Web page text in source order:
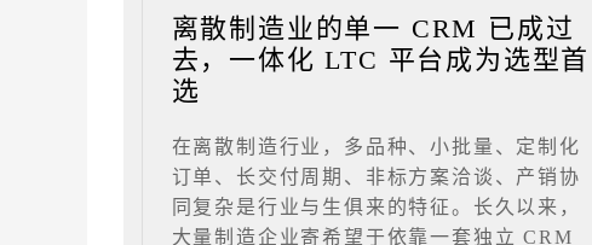
离散制造业的单一 CRM 已成过
去，一体化 LTC 平台成为选型首
选
在离散制造行业，多品种、小批量、定制化
订单、长交付周期、非标方案洽谈、产销协
同复杂是行业与生俱来的特征。长久以来，
大量制造企业寄希望于依靠一套独立 CRM